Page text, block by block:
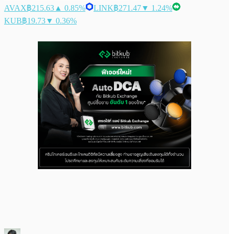
AVAX฿215.63 ▲ 0.85% LINK฿271.47▼ 1.24%
KUB฿19.73▼ 0.36%